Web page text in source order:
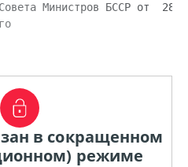
Министров БССР от  28
в сокращенном
режиме